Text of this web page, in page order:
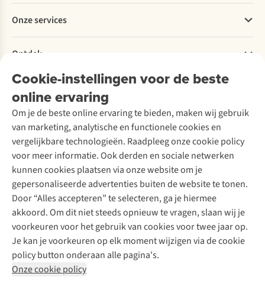
Cookie-instellingen voor de beste
online ervaring
Om je de beste online ervaring te bieden, maken wij gebruik
van marketing, analytische en functionele cookies en
vergelijkbare technologieën. Raadpleeg onze cookie policy
voor meer informatie. Ook derden en sociale netwerken
kunnen cookies plaatsen via onze website om je
gepersonaliseerde advertenties buiten de website te tonen.
Door “Alles accepteren” te selecteren, ga je hiermee
akkoord. Om dit niet steeds opnieuw te vragen, slaan wij je
voorkeuren voor het gebruik van cookies voor twee jaar op.
Je kan je voorkeuren op elk moment wijzigen via de cookie
policy button onderaan alle pagina's.
Onze cookie policy
Betalen
Levering
Retourneren
Bestelling herroepen
Garantie
Contact
Explore More
Verantwoord ondernemen
Over Ayacucho
Onze winkels
Over A.S.Adventure
Toegankelijkheidsverklaring
Onze services
Ski-onderhoud
Wasservice
Schoenonderhoud
Schoenherstelling
Kledingherstelling
Retouches
Voor bedrijven
Ontdek
A.S.Magazine
Podcast
Explore Academy
Explore Camp
Gear Check
Inspiratie & advies
Meld je aan voor de nieuwsbrief
Follow us
Disclaimer Privacy Policy
Algemene voorwaarden
Cookie Policy